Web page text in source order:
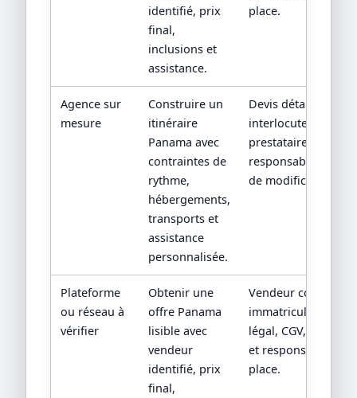
identifié, prix
final,
inclusions et
assistance.
place.
Agence sur
mesure
Construire un
itinéraire
Panama avec
contraintes de
rythme,
hébergements,
transports et
assistance
personnalisée.
Devis détaillé,
interlocuteur,
prestataires locaux
responsabilités en
de modification.
Plateforme
ou réseau à
vérifier
Obtenir une
offre Panama
lisible avec
vendeur
identifié, prix
final,
Vendeur
immatriculation/
légal, CGV,
et responsabilité
place.